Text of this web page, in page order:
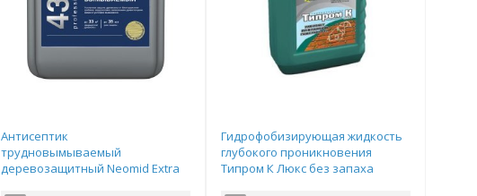
Антисептик
трудновымываемый
деревозащитный Neomid Extra
Гидрофобизирующая жидкость
глубокого проникновения
Типром К Люкс без запаха